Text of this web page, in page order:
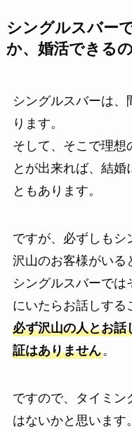
シングルスバー
か、婚活できるの
シングルスバーは、
ります。
そして、そこで理想
とが出来れば、結婚
ともあります。
ですが、必ずしもシ
沢山のお客様がいる
シングルスバーで
にいたらお話しする
必ず沢山の人とお話
証はありません。
ですので、タイミン
はないかと思います。